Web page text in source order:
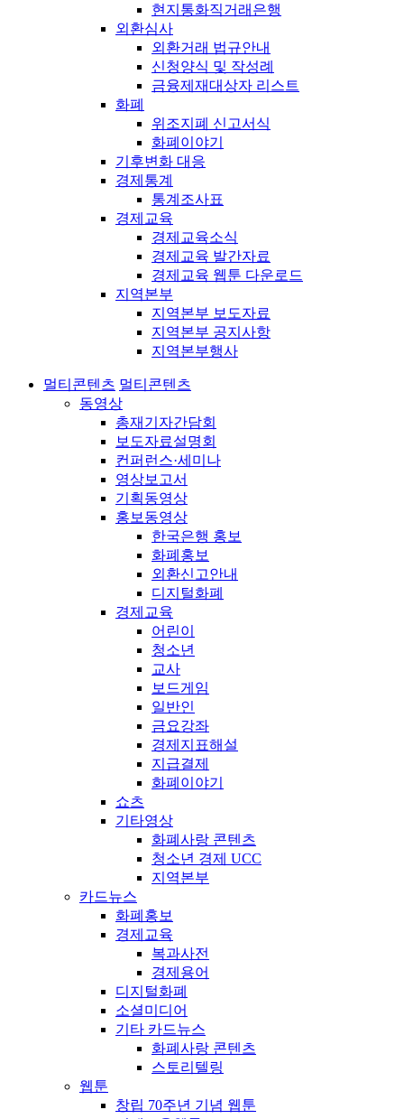
현지통화직거래은행
외환심사
외환거래 법규안내
신청양식 및 작성례
금융제재대상자 리스트
화폐
위조지폐 신고서식
화폐이야기
기후변화 대응
경제통계
통계조사표
경제교육
경제교육소식
경제교육 발간자료
경제교육 웹툰 다운로드
지역본부
지역본부 보도자료
지역본부 공지사항
지역본부행사
멀티콘텐츠 멀티콘텐츠
동영상
총재기자간담회
보도자료설명회
컨퍼런스·세미나
영상보고서
기획동영상
홍보동영상
한국은행 홍보
화폐홍보
외환신고안내
디지털화폐
경제교육
어린이
청소년
교사
보드게임
일반인
금요강좌
경제지표해설
지급결제
화폐이야기
쇼츠
기타영상
화폐사랑 콘텐츠
청소년 경제 UCC
지역본부
카드뉴스
화폐홍보
경제교육
복과사전
경제용어
디지털화폐
소셜미디어
기타 카드뉴스
화폐사랑 콘텐츠
스토리텔링
웹툰
창립 70주년 기념 웹툰